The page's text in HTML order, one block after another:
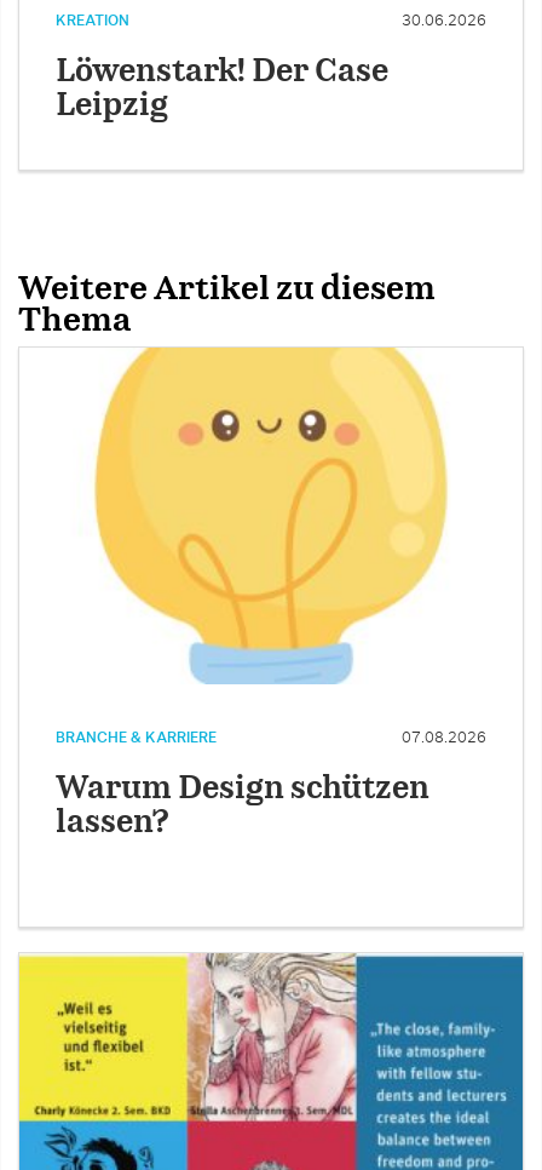
KREATION 30.06.2026
Löwenstark! Der Case
Leipzig
Weitere Artikel zu diesem
Thema
BRANCHE & KARRIERE 07.08.2026
Warum Design schützen
lassen?